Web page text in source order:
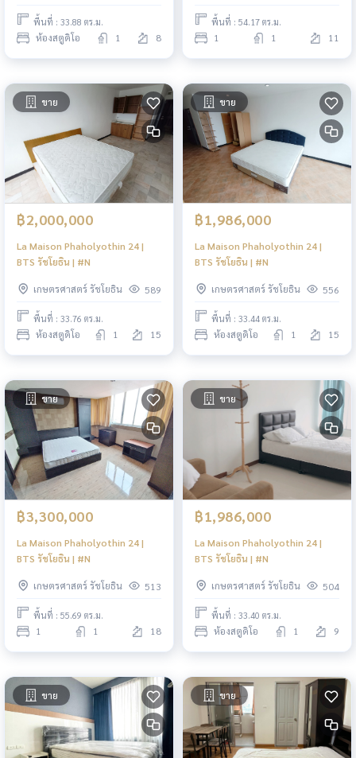
พื้นที่ : 33.88 ตร.ม.
ห้องสตูดิโอ 1 8
พื้นที่ : 54.17 ตร.ม.
1 1 11
ขาย
฿2,000,000
La Maison Phaholyothin 24 |
BTS รัชโยธิน | #N
เกษตรศาสตร์ รัชโยธิน 589
พื้นที่ : 33.76 ตร.ม.
ห้องสตูดิโอ 1 15
ขาย
฿1,986,000
La Maison Phaholyothin 24 |
BTS รัชโยธิน | #N
เกษตรศาสตร์ รัชโยธิน 556
พื้นที่ : 33.44 ตร.ม.
ห้องสตูดิโอ 1 15
ขาย
฿3,300,000
La Maison Phaholyothin 24 |
BTS รัชโยธิน | #N
เกษตรศาสตร์ รัชโยธิน 513
พื้นที่ : 55.69 ตร.ม.
1 1 18
ขาย
฿1,986,000
La Maison Phaholyothin 24 |
BTS รัชโยธิน | #N
เกษตรศาสตร์ รัชโยธิน 504
พื้นที่ : 33.40 ตร.ม.
ห้องสตูดิโอ 1 9
ขาย ขาย